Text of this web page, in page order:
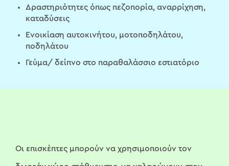
Δραστηριότητες όπως πεζοπορία, αναρρίχηση,
καταδύσεις
Ενοικίαση αυτοκινήτου, μοτοποδηλάτου,
ποδηλάτου
Γεύμα/ δείπνο στο παραθαλάσσιο εστιατόριο
Οι επισκέπτες μπορούν να χρησιμοποιούν τον